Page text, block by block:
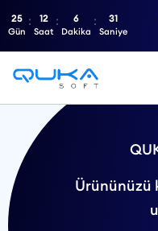
25
Gün
12
Saat
6
Dakika
30
Saniye
Ürününüzü